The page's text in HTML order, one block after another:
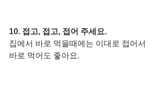
10. 접고, 접고, 접어 주세요.
집에서 바로 먹을때에는 이대로 접어서
바로 먹어도 좋아요.